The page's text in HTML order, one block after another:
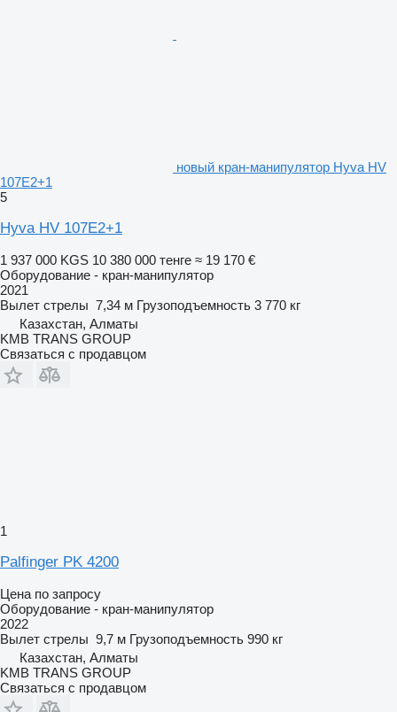
новый кран-манипулятор Hyva HV
107E2+1
5
Hyva HV 107E2+1
1 937 000 KGS 10 380 000 тенге ≈ 19 170 €
Оборудование - кран-манипулятор
2021
Вылет стрелы 7,34 м Грузоподъемность 3 770 кг
Казахстан, Алматы
KMB TRANS GROUP
Связаться с продавцом
1
Palfinger PK 4200
Цена по запросу
Оборудование - кран-манипулятор
2022
Вылет стрелы 9,7 м Грузоподъемность 990 кг
Казахстан, Алматы
KMB TRANS GROUP
Связаться с продавцом